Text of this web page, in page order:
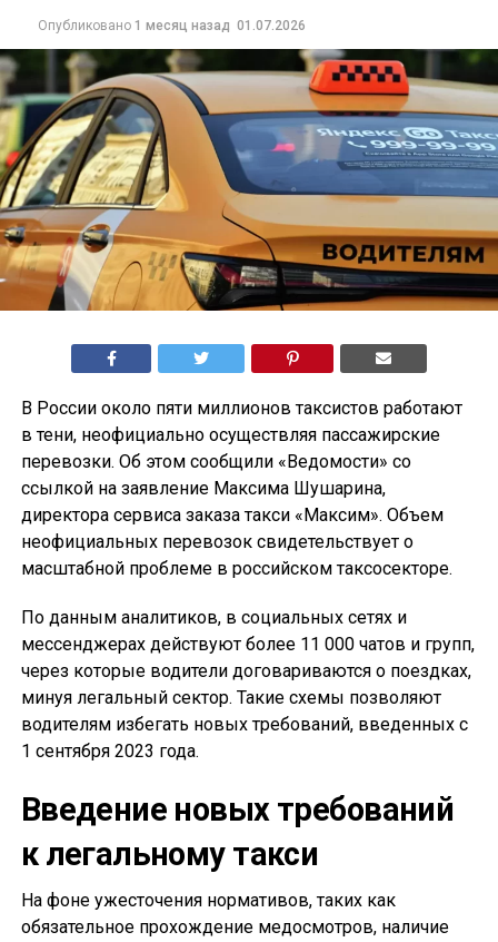
Опубликовано 1 месяц назад 01.07.2026
В России около пяти миллионов таксистов работают
в тени, неофициально осуществляя пассажирские
перевозки. Об этом сообщили «Ведомости» со
ссылкой на заявление Максима Шушарина,
директора сервиса заказа такси «Максим». Объем
неофициальных перевозок свидетельствует о
масштабной проблеме в российском таксосекторе.
По данным аналитиков, в социальных сетях и
мессенджерах действуют более 11 000 чатов и групп,
через которые водители договариваются о поездках,
минуя легальный сектор. Такие схемы позволяют
водителям избегать новых требований, введенных с
1 сентября 2023 года.
Введение новых требований
к легальному такси
На фоне ужесточения нормативов, таких как
обязательное прохождение медосмотров, наличие